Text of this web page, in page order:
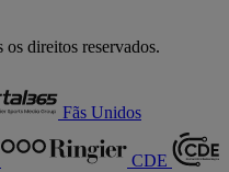
direitos reservados.
Fãs Unidos
CDE